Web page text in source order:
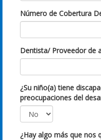
Número de Cobertura
Dentista/ Proveedor de
¿Su niño(a) tiene
preocupaciones del
¿Hay algo más que nos